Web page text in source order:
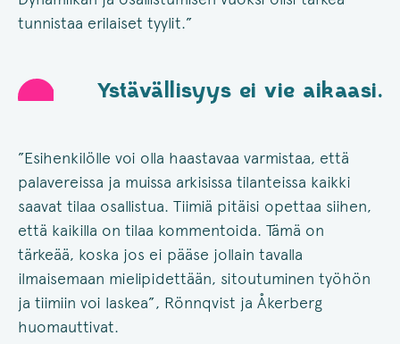
tunnistaa erilaiset tyylit.”
Ystävällisyys ei vie aikaasi.
”Esihenkilölle voi olla haastavaa varmistaa, että
palavereissa ja muissa arkisissa tilanteissa kaikki
saavat tilaa osallistua. Tiimiä pitäisi opettaa siihen,
että kaikilla on tilaa kommentoida. Tämä on
tärkeää, koska jos ei pääse jollain tavalla
ilmaisemaan mielipidettään, sitoutuminen työhön
ja tiimiin voi laskea”, Rönnqvist ja Åkerberg
huomauttivat.